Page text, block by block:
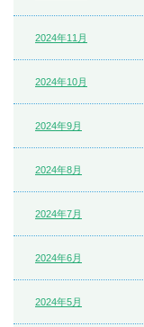
2024年11月
2024年10月
2024年9月
2024年8月
2024年7月
2024年6月
2024年5月